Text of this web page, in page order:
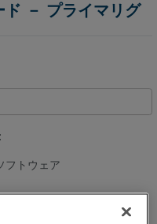
－ プライマリグ
フトウェア